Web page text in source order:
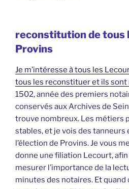
reconstitution de tous
Provins
Je m’intéresse à tous les
tous les reconstituer et ils sont
1502, année des premiers
conservés aux Archives de
trouve nombreux. Les métiers
stables, et je vois des tanneurs
l’élection de Provins. Je vous
donne une filiation Lecourt,
mesurer l’importance de la
minutes des notaires. Et quand